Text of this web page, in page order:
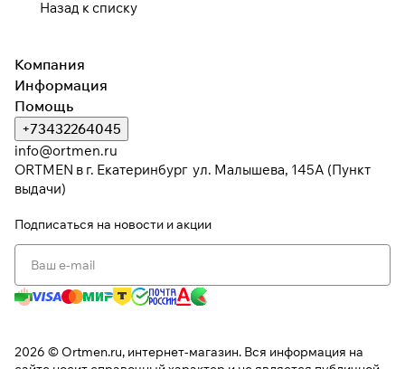
Назад к списку
Компания
Информация
Помощь
+73432264045
info@ortmen.ru
ORTMEN в г. Екатеринбург ул. Малышева, 145А (Пункт
выдачи)
Подписаться на новости и акции
2026 © Ortmen.ru, интернет-магазин. Вся информация на